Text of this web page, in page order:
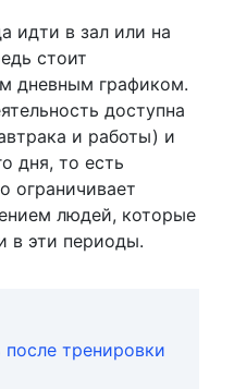
идти в зал или на
стоит
дневным графиком.
доступна
и работы) и
дня, то есть
ограничивает
людей, которые
в эти периоды.
тренировки